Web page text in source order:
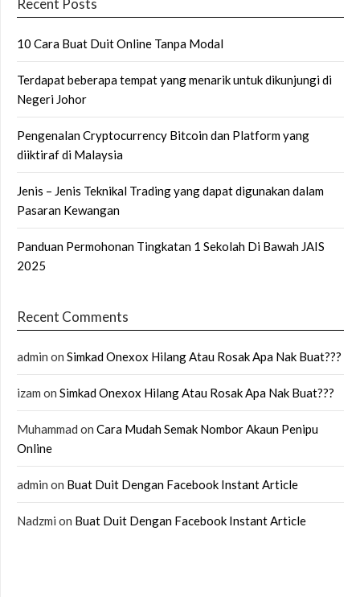
10 Cara Buat Duit Online Tanpa Modal
Terdapat beberapa tempat yang menarik untuk dikunjungi di
Negeri Johor
Pengenalan Cryptocurrency Bitcoin dan Platform yang
diiktiraf di Malaysia
Jenis – Jenis Teknikal Trading yang dapat digunakan dalam
Pasaran Kewangan
Panduan Permohonan Tingkatan 1 Sekolah Di Bawah JAIS
2025
Recent Comments
admin on Simkad Onexox Hilang Atau Rosak Apa Nak Buat???
izam on Simkad Onexox Hilang Atau Rosak Apa Nak Buat???
Muhammad on Cara Mudah Semak Nombor Akaun Penipu
Online
admin on Buat Duit Dengan Facebook Instant Article
Nadzmi on Buat Duit Dengan Facebook Instant Article